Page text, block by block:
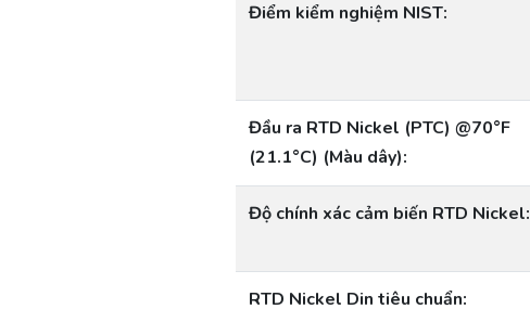
Điểm kiểm nghiệm NIST:
Đầu ra RTD Nickel (PTC) @70°F
(21.1°C) (Màu dây):
Độ chính xác cảm biến RTD Nickel:
RTD Nickel Din tiêu chuẩn: